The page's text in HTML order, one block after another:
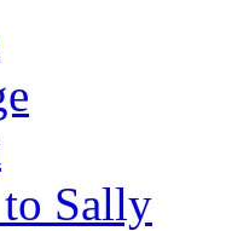
Sally